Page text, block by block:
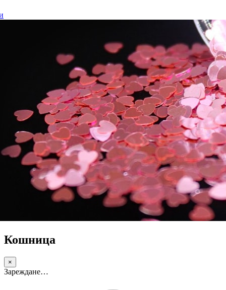
Кошница
×
Зареждане…